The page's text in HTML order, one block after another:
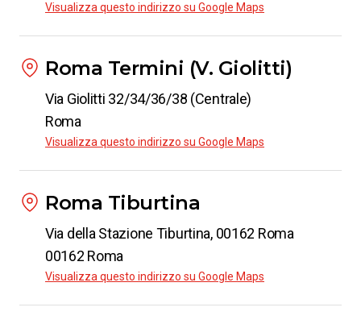
Visualizza questo indirizzo su Google Maps
Roma Termini (V. Giolitti)
Via Giolitti 32/34/36/38 (Centrale)
Roma
Visualizza questo indirizzo su Google Maps
Roma Tiburtina
Via della Stazione Tiburtina, 00162 Roma
00162 Roma
Visualizza questo indirizzo su Google Maps